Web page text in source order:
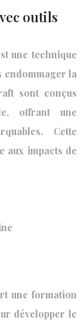
outils
une technique
endommager la
sont conçus
offrant une
Cette
aux impacts de
une formation
développer le